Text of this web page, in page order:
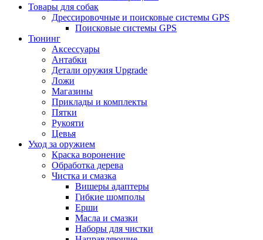
Товары для собак
Дрессировочные и поисковые системы GPS
Поисковые системы GPS
Тюнинг
Аксессуары
Антабки
Детали оружия Upgrade
Ложи
Магазины
Приклады и комплекты
Пятки
Рукояти
Цевья
Уход за оружием
Краска воронение
Обработка дерева
Чистка и смазка
Вишеры адаптеры
Гибкие шомполы
Ерши
Масла и смазки
Наборы для чистки